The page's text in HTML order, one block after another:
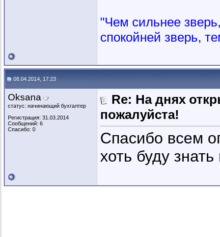
"Чем сильнее
спокойней зверь,
08.04.2014, 17:23
Оksana
статус: начинающий бухгалтер
Регистрация: 31.03.2014
Сообщений: 6
Спасибо: 0
Re: На днях
пожалуйста!
Cпасибо всем
хоть буду